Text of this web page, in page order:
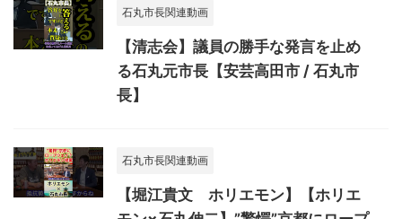
石丸市長関連動画
【清志会】議員の勝手な発言を止め
る石丸元市長【安芸高田市 / 石丸市
長】
石丸市長関連動画
【堀江貴文 ホリエモン】【ホリエ